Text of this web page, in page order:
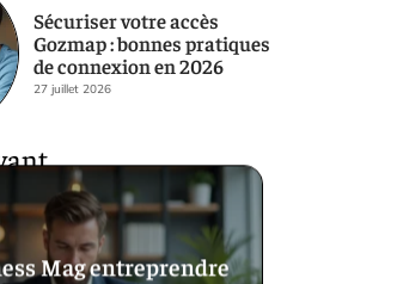
Sécuriser votre accès
Gozmap : bonnes pratiques
de connexion en 2026
27 juillet 2026
Mag entreprendre